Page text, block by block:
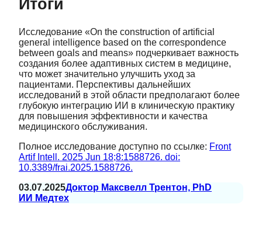
Итоги
Исследование «On the construction of artificial
general intelligence based on the correspondence
between goals and means» подчеркивает важность
создания более адаптивных систем в медицине,
что может значительно улучшить уход за
пациентами. Перспективы дальнейших
исследований в этой области предполагают более
глубокую интеграцию ИИ в клиническую практику
для повышения эффективности и качества
медицинского обслуживания.
Полное исследование доступно по ссылке: Front
Artif Intell. 2025 Jun 18;8:1588726. doi:
10.3389/frai.2025.1588726.
03.07.2025Доктор Максвелл Трентон, PhD
ИИ Медтех